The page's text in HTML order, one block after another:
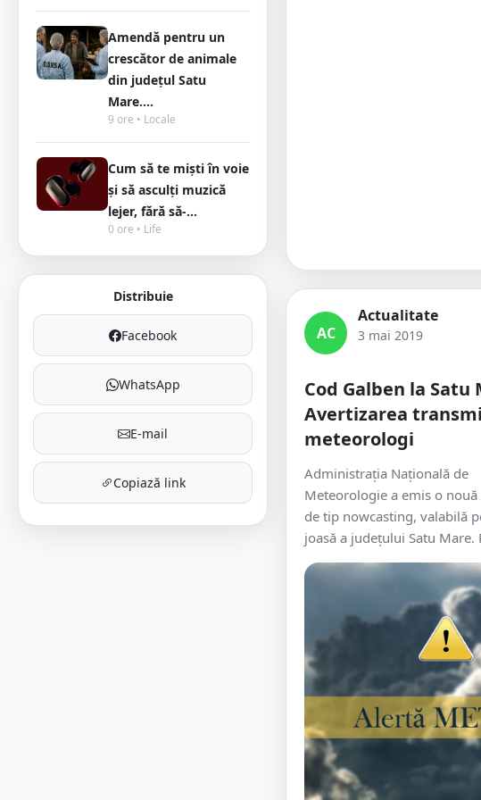
Amendă pentru un
crescător de animale
din județul Satu
Mare....
9 ore • Locale
Cum să te miști în voie
și să asculți muzică
lejer, fără să-...
0 ore • Life
Distribuie
Facebook
WhatsApp
E-mail
Copiază link
AC
Actualitate
3 mai 2019
Cod Galben la Satu
Avertizarea
meteorologi
Administrația Națională de
Meteorologie a emis o
de tip nowcasting, valabilă
joasă a județului Satu Mare.